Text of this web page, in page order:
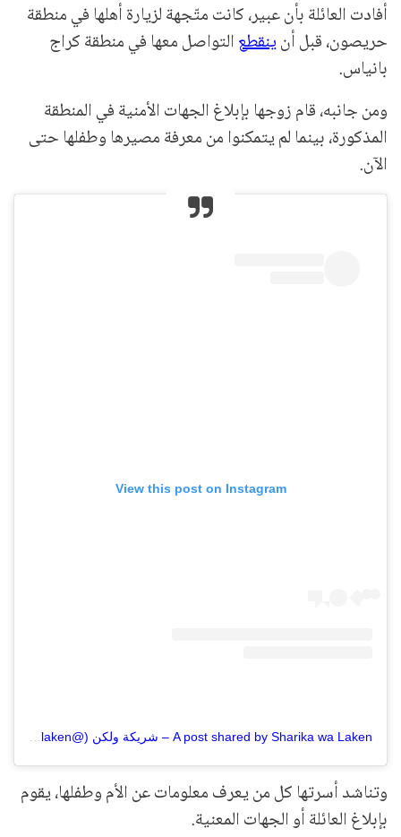
أفادت العائلة بأن عبير، كانت متّجهة لزيارة أهلها في منطقة
حريصون، قبل أنينقطعالتواصل معها في منطقة كراج
بانياس.
ومن جانبه، قام زوجها بإبلاغ الجهات الأمنية في المنطقة
المذكورة، بينما لم يتمكنوا من معرفة مصيرها وطفلها حتى
الآن.
View this post on Instagram
A post shared by Sharika wa Laken – شريكة ولكن (@sharikawalaken)
وتناشد أسرتها كل من يعرف معلومات عن الأم وطفلها، يقوم
بإبلاغ العائلة أو الجهات المعنية.